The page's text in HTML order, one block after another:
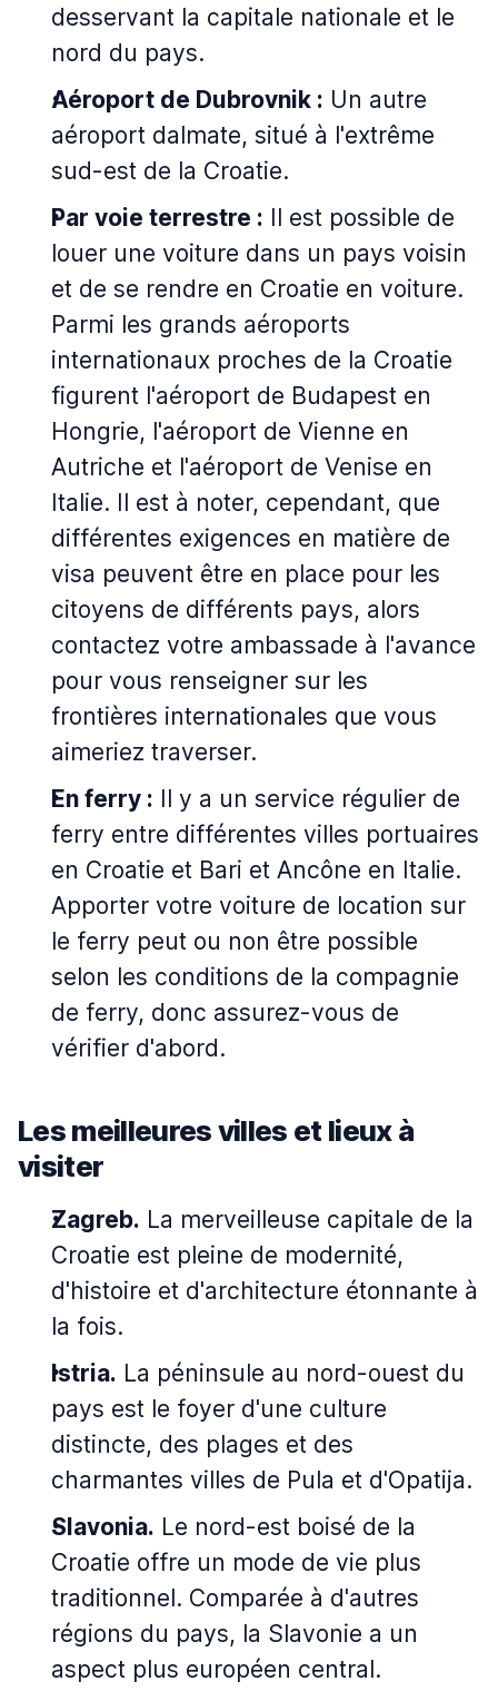
desservant la capitale nationale et le
nord du pays.
Aéroport de Dubrovnik : Un autre
aéroport dalmate, situé à l'extrême
sud-est de la Croatie.
Par voie terrestre : Il est possible de
louer une voiture dans un pays voisin
et de se rendre en Croatie en voiture.
Parmi les grands aéroports
internationaux proches de la Croatie
figurent l'aéroport de Budapest en
Hongrie, l'aéroport de Vienne en
Autriche et l'aéroport de Venise en
Italie. Il est à noter, cependant, que
différentes exigences en matière de
visa peuvent être en place pour les
citoyens de différents pays, alors
contactez votre ambassade à l'avance
pour vous renseigner sur les
frontières internationales que vous
aimeriez traverser.
En ferry : Il y a un service régulier de
ferry entre différentes villes portuaires
en Croatie et Bari et Ancône en Italie.
Apporter votre voiture de location sur
le ferry peut ou non être possible
selon les conditions de la compagnie
de ferry, donc assurez-vous de
vérifier d'abord.
Les meilleures villes et lieux à
visiter
Zagreb. La merveilleuse capitale de la
Croatie est pleine de modernité,
d'histoire et d'architecture étonnante à
la fois.
Istria. La péninsule au nord-ouest du
pays est le foyer d'une culture
distincte, des plages et des
charmantes villes de Pula et d'Opatija.
Slavonia. Le nord-est boisé de la
Croatie offre un mode de vie plus
traditionnel. Comparée à d'autres
régions du pays, la Slavonie a un
aspect plus européen central.